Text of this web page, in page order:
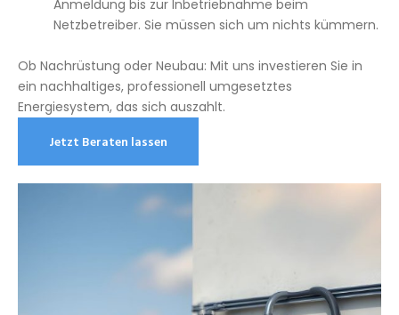
Anmeldung bis zur Inbetriebnahme beim
Netzbetreiber. Sie müssen sich um nichts kümmern.
Ob Nachrüstung oder Neubau: Mit uns investieren Sie in
ein nachhaltiges, professionell umgesetztes
Energiesystem, das sich auszahlt.
Jetzt Beraten lassen